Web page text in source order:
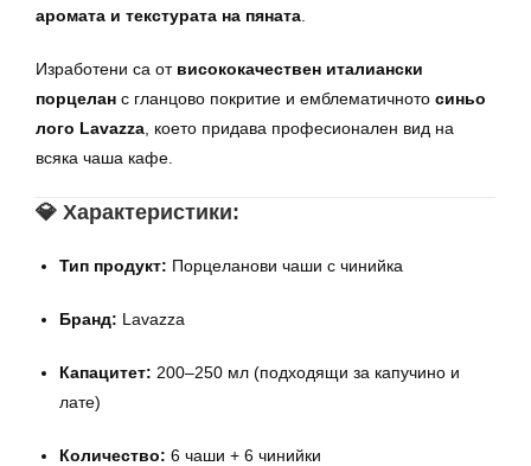
аромата и текстурата на пяната
Изработени са от висококачествен италиански
порцелан с гланцово покритие и емблематичното синьо
лого Lavazza , което придава професионален вид на
всяка чаша кафе.
💎 Характеристики:
Тип продукт: Порцеланови чаши с чинийка
Бранд: Lavazza
Капацитет: 200–250 мл (подходящи за капучино и
лате)
Количество: 6 чаши + 6 чинийки